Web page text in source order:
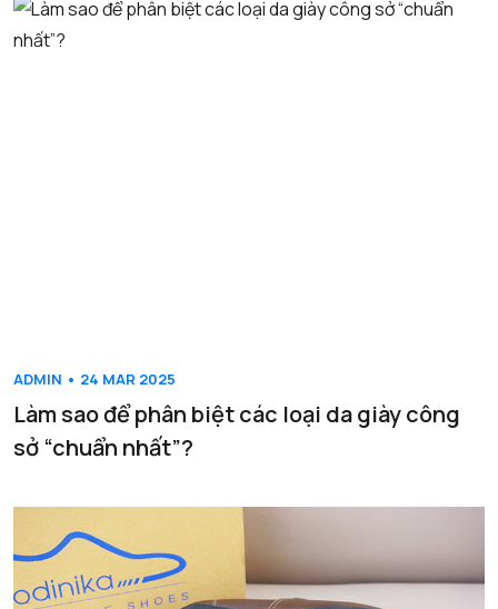
ADMIN • 24 MAR 2025
Làm sao để phân biệt các loại da giày công
sở “chuẩn nhất”?